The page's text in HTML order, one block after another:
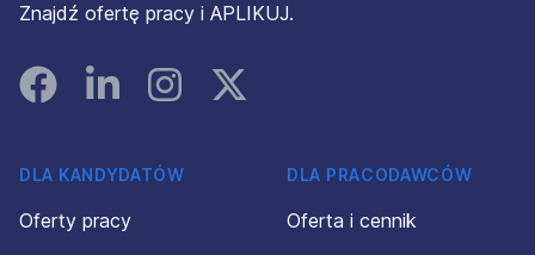
Znajdź ofertę pracy i APLIKUJ.
FacebookLinked InInstagramInstagram
DLA KANDYDATÓW
Oferty pracy
DLA PRACODAWCÓW
Oferta i cennik